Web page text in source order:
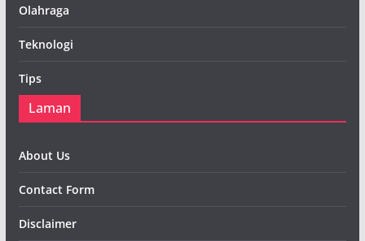
Olahraga
Teknologi
Tips
Laman
About Us
Contact Form
Disclaimer